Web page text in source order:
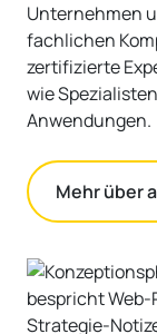
Unternehmen
fachlichen
zertifizierte
wie
Anwendungen.
Mehr über